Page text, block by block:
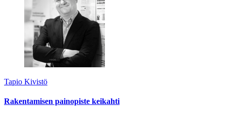
Tapio Kivistö
Rakentamisen painopiste keikahti